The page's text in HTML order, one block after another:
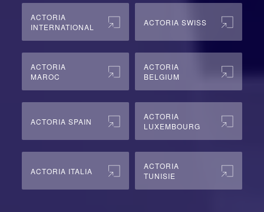
ACTORIA
INTERNATIONAL
ACTORIA SWISS
ACTORIA
MAROC
ACTORIA
BELGIUM
ACTORIA SPAIN
ACTORIA
LUXEMBOURG
ACTORIA ITALIA
ACTORIA
TUNISIE